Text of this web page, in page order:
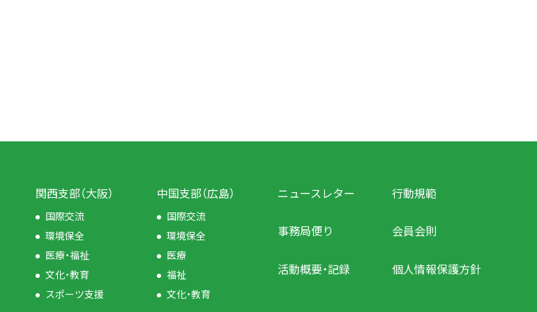
関西支部（大阪）
国際交流
環境保全
医療・福祉
文化・教育
スポーツ支援
中国支部（広島）
国際交流
環境保全
医療
福祉
文化・教育
ニュースレター
事務局便り
活動概要・記録
行動規範
会員会則
個人情報保護方針